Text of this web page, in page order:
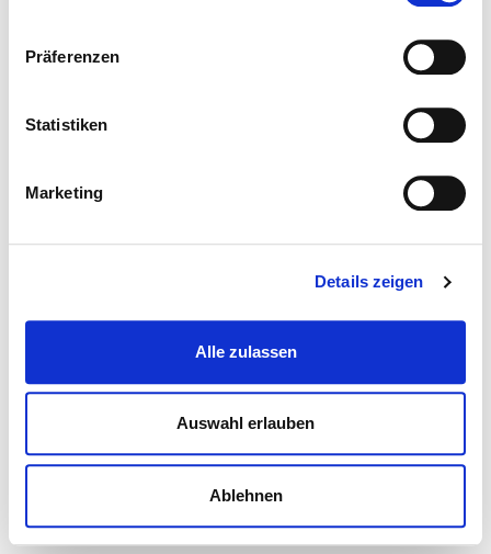
Präferenzen
Statistiken
Marketing
Details zeigen
Alle zulassen
Auswahl erlauben
Ablehnen